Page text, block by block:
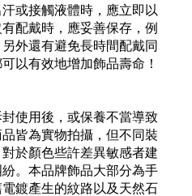
或接觸液體時，應立即以
配戴時，應妥善保存，例
外還有避免長時間配戴同
以有效地增加飾品壽命！
使用後，或保養不當導致
皆為實物拍攝，但不同裝
於顏色些許差異敏感者建
。本品牌飾品大部分為手
鍍產生的紋路以及天然石